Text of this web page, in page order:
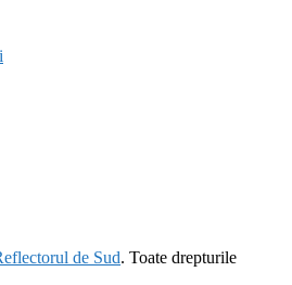
de Sud. Toate drepturile